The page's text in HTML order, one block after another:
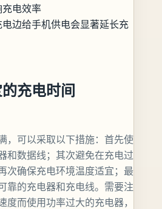
电效率
边给手机供电会显著延长充
充电时间
，可以采取以下措施：首先使
和数据线；其次避免在充电过
次确保充电环境温度适宜；最
靠的充电器和充电线。需要注
度而使用功率过大的充电器，